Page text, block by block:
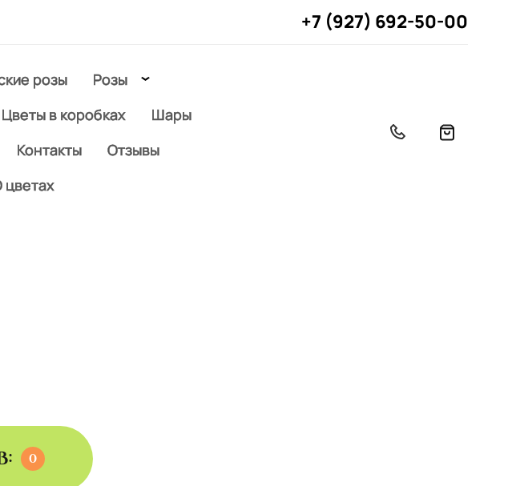
+7 (927) 692-50-00
розы
Розы
Цветы в коробках
Шары
Контакты
Отзывы
цветах
0